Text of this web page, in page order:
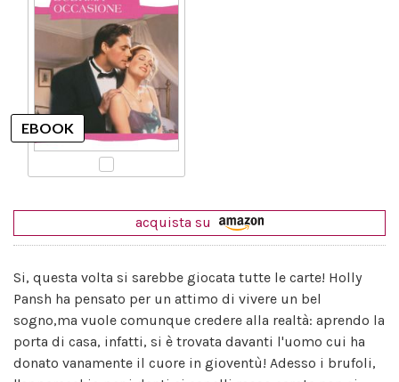
acquista su
Si, questa volta si sarebbe giocata tutte le carte! Holly
Pansh ha pensato per un attimo di vivere un bel
sogno,ma vuole comunque credere alla realtà: aprendo la
porta di casa, infatti, si è trovata davanti l'uomo cui ha
donato vanamente il cuore in gioventù! Adesso i brufoli,